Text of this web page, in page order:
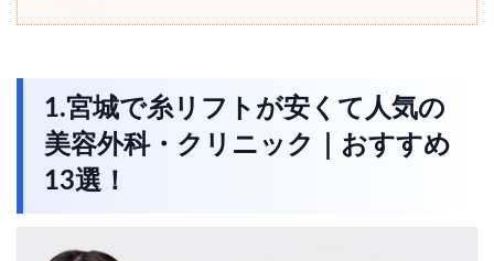
1.宮城で糸リフトが安くて人気の
美容外科・クリニック｜おすすめ
13選！